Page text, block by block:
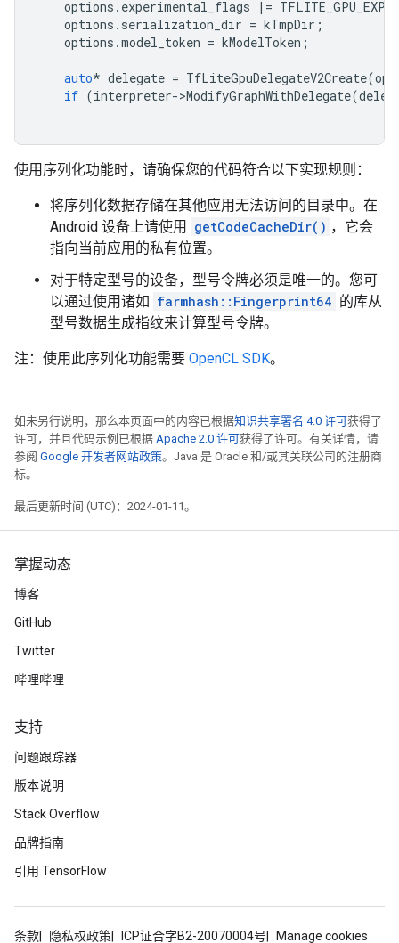
options . experimental_flags |=
options . serialization_dir = kTmpDir ;
options .model_token = kModelToken ;
auto* delegate = TfLiteGpuDelegateV2Create(
if (interpreter->ModifyGraphWithDelegate(
使用序列化功能时，请确保您的代码符合以下实现规则：
将序列化数据存储在其他应用无法访问的目录中。在
Android 设备上请使用
getCodeCacheDir() ，它会
指向当前应用的私有位置。
对于特定型号的设备，型号令牌必须是唯一的。您可
以通过使用诸如 farmhash::Fingerprint64 的库从
型号数据生成指纹来计算型号令牌。
注：使用此序列化功能需要 OpenCL SDK。
如未另行说明，那么本页面中的内容已根据知识共享署名 4.0 许可获得了
许可，并且代码示例已根据 Apache 2.0 许可获得了许可。有关详情，请
参阅 Google 开发者网站政策。Java 是 Oracle 和/或其关联公司的注册商
标。
最后更新时间 (UTC)：2024-01-11。
掌握动态
博客
GitHub
Twitter
哔哩哔哩
支持
问题跟踪器
版本说明
Stack Overflow
品牌指南
引用 TensorFlow
条款 隐私权政策 ICP证合字B2-20070004号 Manage cookies